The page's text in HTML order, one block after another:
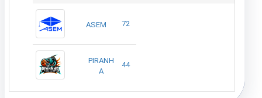
ASEM 72
PIRANH
A
44